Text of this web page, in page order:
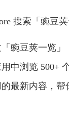
搜索「豌豆荚
豌豆荚一览
中浏览 500+
最新内容，帮